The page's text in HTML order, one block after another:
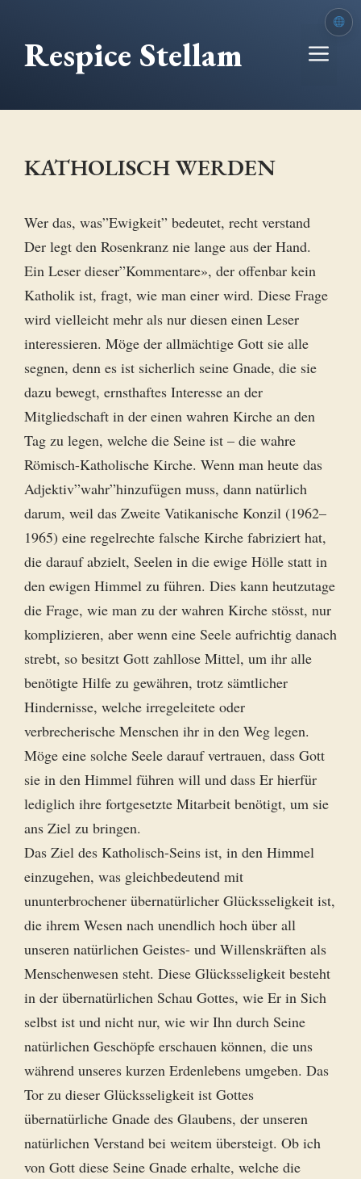
springenRespice Stellam
KATHOLISCH WERDEN
Wer das, was”Ewigkeit” bedeutet, recht verstand
Der legt den Rosenkranz nie lange aus der Hand.
Ein Leser dieser”Kommentare», der offenbar kein
Katholik ist, fragt, wie man einer wird. Diese Frage
wird vielleicht mehr als nur diesen einen Leser
interessieren. Möge der allmächtige Gott sie alle
segnen, denn es ist sicherlich seine Gnade, die sie
dazu bewegt, ernsthaftes Interesse an der
Mitgliedschaft in der einen wahren Kirche an den
Tag zu legen, welche die Seine ist – die wahre
Römisch-Katholische Kirche. Wenn man heute das
Adjektiv”wahr”hinzufügen muss, dann natürlich
darum, weil das Zweite Vatikanische Konzil (1962–
1965) eine regelrechte falsche Kirche fabriziert hat,
die darauf abzielt, Seelen in die ewige Hölle statt in
den ewigen Himmel zu führen. Dies kann heutzutage
die Frage, wie man zu der wahren Kirche stösst, nur
komplizieren, aber wenn eine Seele aufrichtig danach
strebt, so besitzt Gott zahllose Mittel, um ihr alle
benötigte Hilfe zu gewähren, trotz sämtlicher
Hindernisse, welche irregeleitete oder
verbrecherische Menschen ihr in den Weg legen.
Möge eine solche Seele darauf vertrauen, dass Gott
sie in den Himmel führen will und dass Er hierfür
lediglich ihre fortgesetzte Mitarbeit benötigt, um sie
ans Ziel zu bringen.
Das Ziel des Katholisch-Seins ist, in den Himmel
einzugehen, was gleichbedeutend mit
ununterbrochener übernatürlicher Glücksseligkeit ist,
die ihrem Wesen nach unendlich hoch über all
unseren natürlichen Geistes- und Willenskräften als
Menschenwesen steht. Diese Glücksseligkeit besteht
in der übernatürlichen Schau Gottes, wie Er in Sich
selbst ist und nicht nur, wie wir Ihn durch Seine
natürlichen Geschöpfe erschauen können, die uns
während unseres kurzen Erdenlebens umgeben. Das
Tor zu dieser Glücksseligkeit ist Gottes
übernatürliche Gnade des Glaubens, der unseren
natürlichen Verstand bei weitem übersteigt. Ob ich
von Gott diese Seine Gnade erhalte, welche die